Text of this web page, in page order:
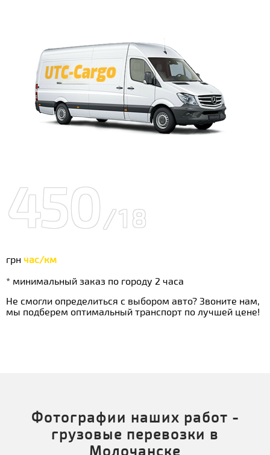
450/18
грн час/км
* минимальный заказ по городу 2 часа
Не смогли определиться с выбором авто? Звоните нам,
мы подберем оптимальный транспорт по лучшей цене!
Фотографии наших работ -
грузовые перевозки в
Молочанске